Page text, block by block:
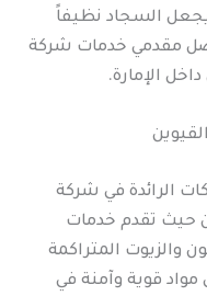
السجاد نظيفاً
مقدمي خدمات شركة
الإمارة.
الرائدة في شركة
حيث تقدم خدمات
والزيوت المتراكمة
قوية وآمنة في